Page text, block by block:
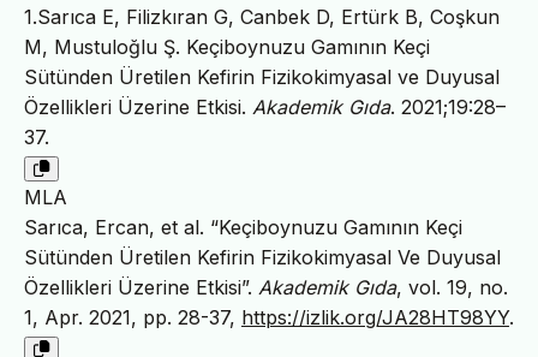
1.Sarıca E, Filizkıran G, Canbek D, Ertürk B, Coşkun
M, Mustuloğlu Ş. Keçiboynuzu Gamının Keçi
Sütünden Üretilen Kefirin Fizikokimyasal ve Duyusal
Özellikleri Üzerine Etkisi. Akademik Gıda. 2021;19:28–
37.
MLA
Sarıca, Ercan, et al. “Keçiboynuzu Gamının Keçi
Sütünden Üretilen Kefirin Fizikokimyasal Ve Duyusal
Özellikleri Üzerine Etkisi”. Akademik Gıda, vol. 19, no.
1, Apr. 2021, pp. 28-37, https://izlik.org/JA28HT98YY.